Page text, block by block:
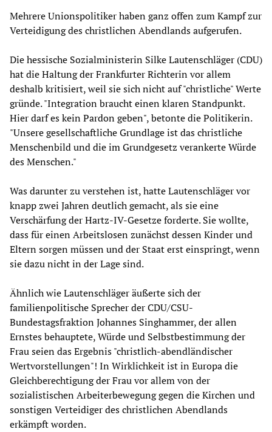
Mehrere Unionspolitiker haben ganz offen zum Kampf zur
Verteidigung des christlichen Abendlands aufgerufen.
Die hessische Sozialministerin Silke Lautenschläger (CDU)
hat die Haltung der Frankfurter Richterin vor allem
deshalb kritisiert, weil sie sich nicht auf "christliche" Werte
gründe. "Integration braucht einen klaren Standpunkt.
Hier darf es kein Pardon geben", betonte die Politikerin.
"Unsere gesellschaftliche Grundlage ist das christliche
Menschenbild und die im Grundgesetz verankerte Würde
des Menschen."
Was darunter zu verstehen ist, hatte Lautenschläger vor
knapp zwei Jahren deutlich gemacht, als sie eine
Verschärfung der Hartz-IV-Gesetze forderte. Sie wollte,
dass für einen Arbeitslosen zunächst dessen Kinder und
Eltern sorgen müssen und der Staat erst einspringt, wenn
sie dazu nicht in der Lage sind.
Ähnlich wie Lautenschläger äußerte sich der
familienpolitische Sprecher der CDU/CSU-
Bundestagsfraktion Johannes Singhammer, der allen
Ernstes behauptete, Würde und Selbstbestimmung der
Frau seien das Ergebnis "christlich-abendländischer
Wertvorstellungen"! In Wirklichkeit ist in Europa die
Gleichberechtigung der Frau vor allem von der
sozialistischen Arbeiterbewegung gegen die Kirchen und
sonstigen Verteidiger des christlichen Abendlands
erkämpft worden.